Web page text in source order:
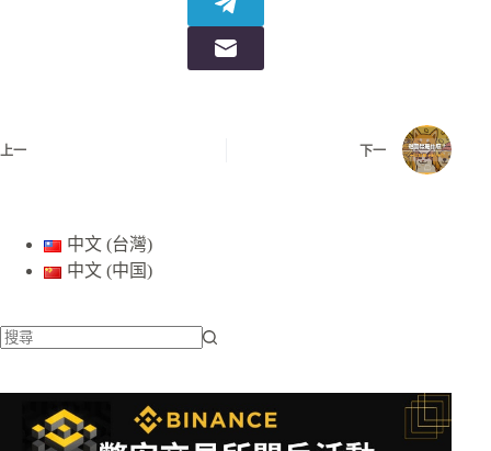
上一 下一
中文 (台灣)
中文 (中国)
不